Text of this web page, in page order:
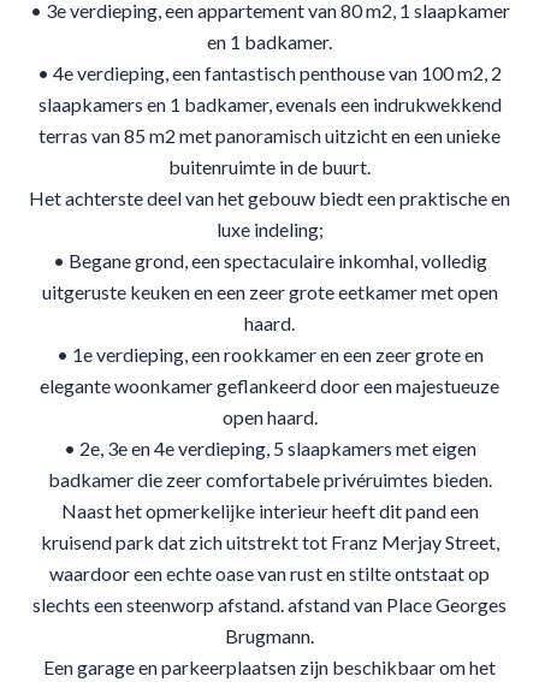
• 3e verdieping, een appartement van 80 m2, 1 slaapkamer
en 1 badkamer.
• 4e verdieping, een fantastisch penthouse van 100 m2, 2
slaapkamers en 1 badkamer, evenals een indrukwekkend
terras van 85 m2 met panoramisch uitzicht en een unieke
buitenruimte in de buurt.
Het achterste deel van het gebouw biedt een praktische en
luxe indeling;
• Begane grond, een spectaculaire inkomhal, volledig
uitgeruste keuken en een zeer grote eetkamer met open
haard.
• 1e verdieping, een rookkamer en een zeer grote en
elegante woonkamer geflankeerd door een majestueuze
open haard.
• 2e, 3e en 4e verdieping, 5 slaapkamers met eigen
badkamer die zeer comfortabele privéruimtes bieden.
Naast het opmerkelijke interieur heeft dit pand een
kruisend park dat zich uitstrekt tot Franz Merjay Street,
waardoor een echte oase van rust en stilte ontstaat op
slechts een steenworp afstand. afstand van Place Georges
Brugmann.
Een garage en parkeerplaatsen zijn beschikbaar om het